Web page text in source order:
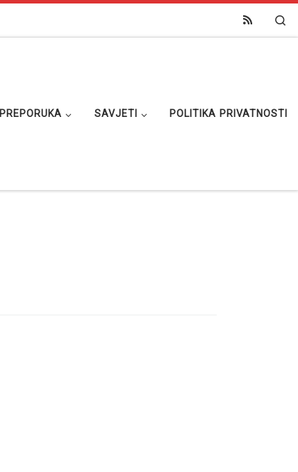
PREPORUKA SAVJETI POLITIKA PRIVATNOSTI